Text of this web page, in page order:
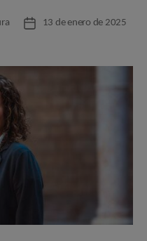
Fecha
entrada
13 de enero de 2025